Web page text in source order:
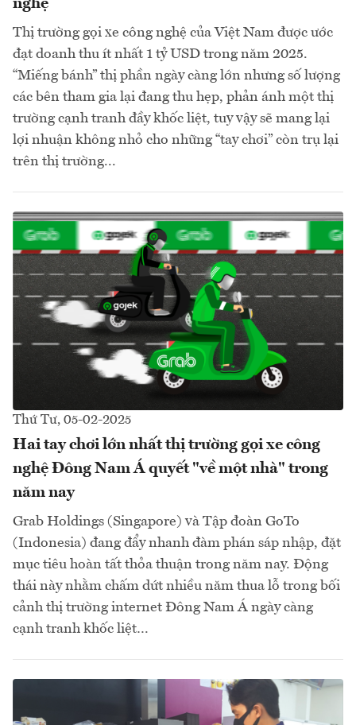
nghệ
Thị trường gọi xe công nghệ của Việt Nam được ước
đạt doanh thu ít nhất 1 tỷ USD trong năm 2025.
“Miếng bánh” thị phần ngày càng lớn nhưng số lượng
các bên tham gia lại đang thu hẹp, phản ánh một thị
trường cạnh tranh đầy khốc liệt, tuy vậy sẽ mang lại
lợi nhuận không nhỏ cho những “tay chơi” còn trụ lại
trên thị trường...
Thứ Tư, 05-02-2025
Hai tay chơi lớn nhất thị trường gọi xe công
nghệ Đông Nam Á quyết "về một nhà" trong
năm nay
Grab Holdings (Singapore) và Tập đoàn GoTo
(Indonesia) đang đẩy nhanh đàm phán sáp nhập, đặt
mục tiêu hoàn tất thỏa thuận trong năm nay. Động
thái này nhằm chấm dứt nhiều năm thua lỗ trong bối
cảnh thị trường internet Đông Nam Á ngày càng
cạnh tranh khốc liệt…